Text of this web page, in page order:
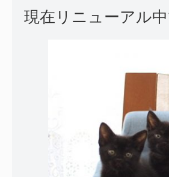
現在リニューアル中